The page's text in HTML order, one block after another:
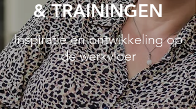
& TRAININGEN
Inspiratie en ontwikkeling op
de werkvloer